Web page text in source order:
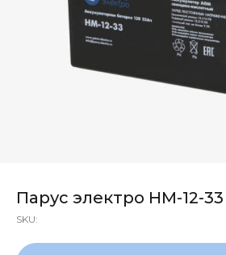
Парус электро HM-12-33
SKU: